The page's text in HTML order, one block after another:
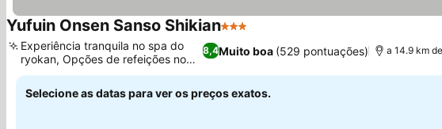
Yufuin Onsen Sanso Shikian3 Estrelas
8,4Muito boa (529 pontuações)
Experiência tranquila no spa do
ryokan, Opções de refeições no
local
a 14.9 km
Selecione as datas para ver os preços exatos.